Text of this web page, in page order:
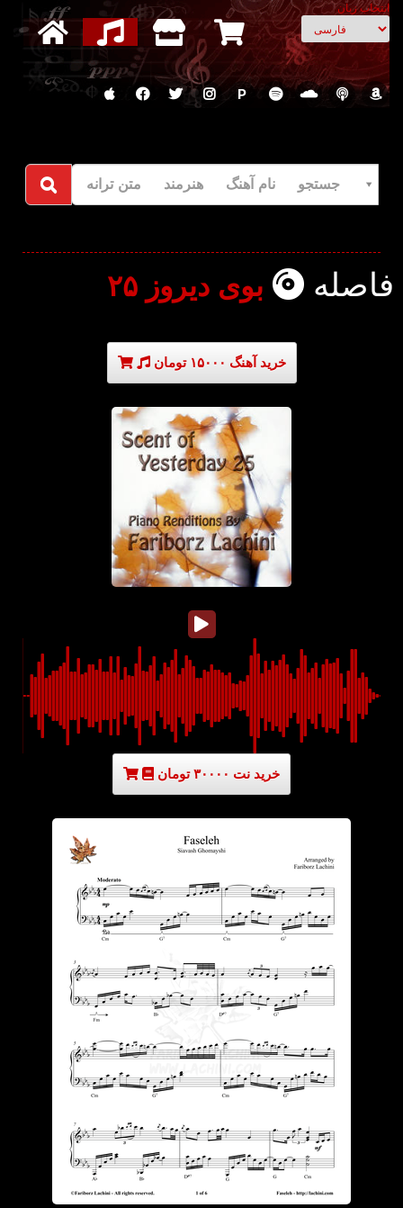
انتخاب زبان
P
جستجو نام آهنگ هنرمند متن ترانه
فاصله بوی دیروز ۲۵
خرید آهنگ ۱۵۰۰۰ تومان
خرید نت ۳۰۰۰۰ تومان